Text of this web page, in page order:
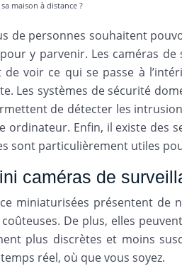
maison à distance ?
de personnes souhaitent
y parvenir. Les caméras
de voir ce qui se passe à
Les systèmes de sécurité
de détecter les
Enfin, il existe des
sont particulièrement utiles
caméras de
miniaturisées présentent de
De plus, elles
plus discrètes et moins
réel, où que vous soyez.